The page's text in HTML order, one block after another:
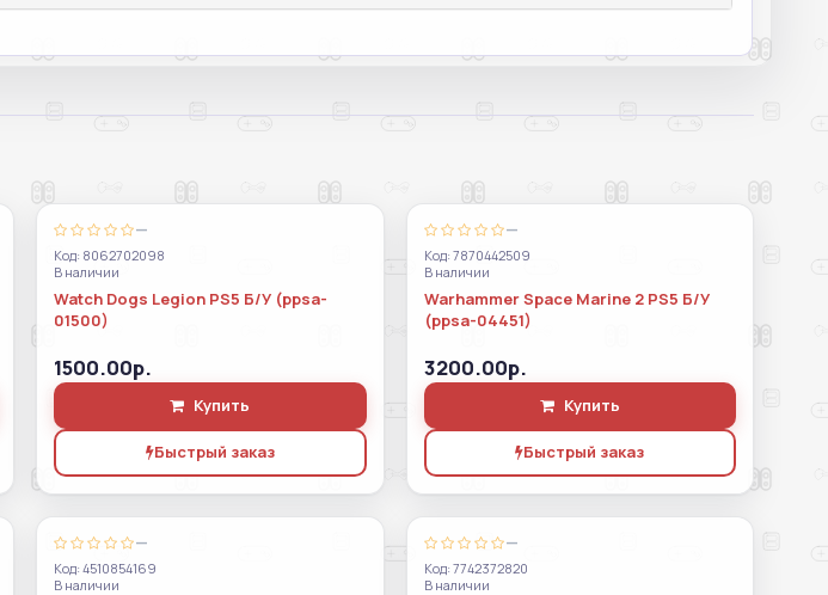
—
Код: 8062702098
В наличии
Watch Dogs Legion PS5 Б/У (ppsa-
01500)
1500.00р.
Купить
Быстрый заказ
—
Код: 7870442509
В наличии
Warhammer Space Marine 2 PS5 Б/У
(ppsa-04451)
3200.00р.
Купить
Быстрый заказ
—
Код: 4510854169
В наличии
—
Код: 7742372820
В наличии